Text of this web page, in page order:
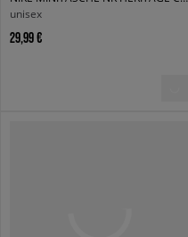
unisex
29,99 €